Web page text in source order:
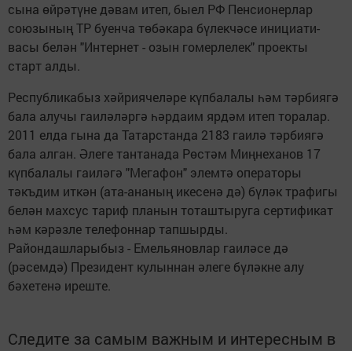
сына өйрәтүне дәвам итеп, быел РФ Пенсионерлар
союзының ТР буенча төбәкара бүлекчәсе инициати­
васы белән "Интернет - озын гомерлелек" проекты
старт алды.
Республикабыз хәйриячеләре күпбалалы һәм тәрбиягә
бала алучы гаиләләргә һәрдаим ярдәм итеп торалар.
2011 елда гына да Татарстанда 2183 гаилә тәрбиягә
бала алган. Әлеге тантанада Рөстәм Миңнеханов 17
күпбалалы гаиләгә "Мегафон" элемтә операторы
тәкъдим иткән (ата-ананың икесенә дә) бүләк трафигы
белән махсус тариф планын тоташты­руга сертификат
һәм кәрәзле телефоннар тапшыр­ды.
Райондашларыбыз - Емельяновлар гаиләсе дә
(рәсемдә) Президент кулыннан әлеге бүләкне алу
бәхетенә иреште.
Следите за самым важным и интересным в